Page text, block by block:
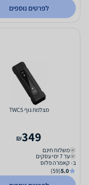
לפרטים נוספים
מצלמת גוף TWC5
349
₪
משלוח חינם
עד 7 ימי עסקים
ב- קאמרה פלוס
5.0
(59)